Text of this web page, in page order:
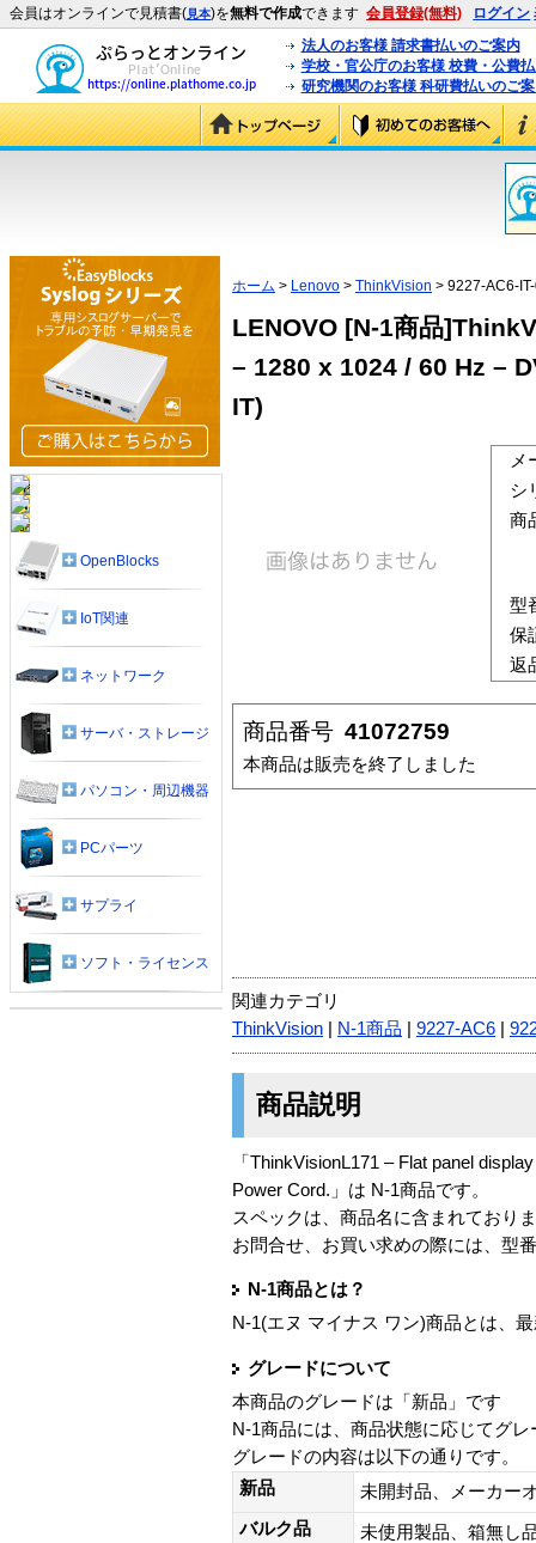
会員はオンラインで見積書(見本)を無料で作成できます 会員登録(無料) ログイン
法人のお客様 請求書払いのご案内
学校・官公庁のお客様 校費・公費
研究機関のお客様 科研費払いのご
ホーム > Lenovo > ThinkVision > 9227-AC6-
LENOVO [N-1商品
– 1280 x 1024 / 60 Hz –
IT)
メ
シ
商
型
保
返
商品番号 41072759
本商品は販売を終了しました
関連カテゴリ
ThinkVision
N-1商品 9227-AC6
商品説明
「ThinkVisionL171 – Flat panel
Power Cord.」は N-1商品です。
スペックは、商品名に含まれており
お問合せ、お買い求めの際には、型
N-1商品とは？
N-1(エヌ マイナス ワン)商品とは、
グレードについて
本商品のグレードは「新品」です
N-1商品には、商品状態に応じてグ
グレードの内容は以下の通りです。
新品
未開封品、メーカー
バルク品
未使用製品、箱無
OpenBlocks
IoT関連
ネットワーク
サーバ・ストレージ
パソコン・周辺機器
PCパーツ
サプライ
ソフト・ライセンス